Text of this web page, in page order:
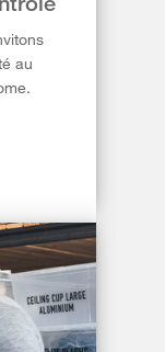
au